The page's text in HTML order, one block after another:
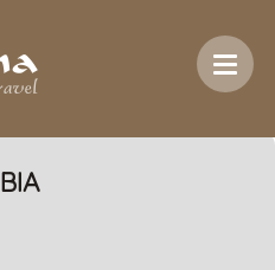
Aventura a
Namibia